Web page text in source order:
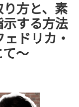
り方と、素
する方法
ェドリカ・
〜